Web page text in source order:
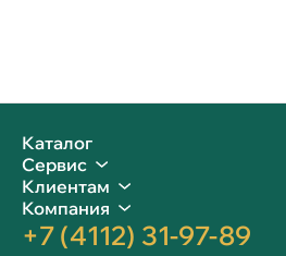
Каталог
Сервис
Клиентам
Компания
+7 (4112) 31-97-89